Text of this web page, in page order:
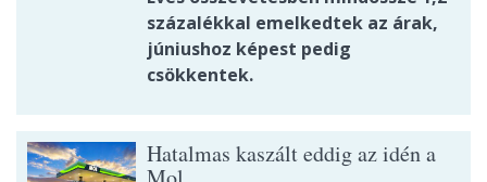
százalékkal emelkedtek az árak,
júniushoz képest pedig
csökkentek.
Hatalmas kaszált eddig az idén a